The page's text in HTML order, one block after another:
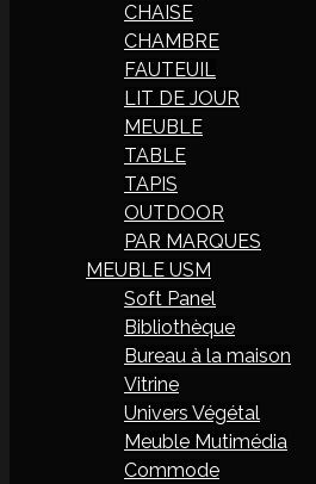
CHAISE
CHAMBRE
FAUTEUIL
LIT DE JOUR
MEUBLE
TABLE
TAPIS
OUTDOOR
PAR MARQUES
MEUBLE USM
Soft Panel
Bibliothèque
Bureau à la maison
Vitrine
Univers Végétal
Meuble Mutimédia
Commode